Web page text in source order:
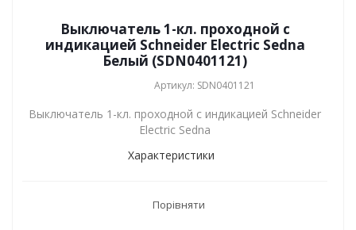
Выключатель 1-кл. проходной с
индикацией Schneider Electric Sedna
Белый (SDN0401121)
Артикул: SDN0401121
Выключатель 1-кл. проходной с индикацией Schneider
Electric Sedna
Характеристики
Порівняти